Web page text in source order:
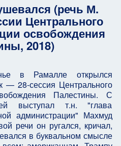
(речь М.
Центрального
освобождения
2018)
в Рамалле открылся
— 28-сессия Центрального
Палестины. С
выступал т.н. "глава
администрации" Махмуд
речи он ругался, кричал,
в буквальном смысле